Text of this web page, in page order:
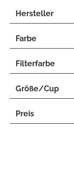
Hersteller
Farbe
Filterfarbe
Größe/Cup
Preis